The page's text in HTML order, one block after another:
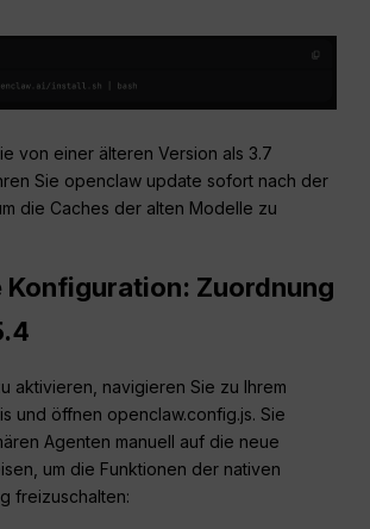
von einer älteren Version als 3.7
Sie openclaw update sofort nach der
die Caches der alten Modelle zu
Konfiguration: Zuordnung
aktivieren, navigieren Sie zu Ihrem
und öffnen openclaw.config.js. Sie
Agenten manuell auf die neue
um die Funktionen der nativen
freizuschalten: